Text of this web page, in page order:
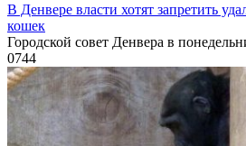
В Денвере власти хотят запретить
кошек
Городской совет Денвера в
0744